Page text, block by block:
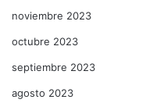
noviembre 2023
octubre 2023
septiembre 2023
agosto 2023